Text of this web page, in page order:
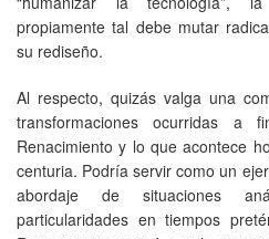
propiamente tal debe mutar
su rediseño.
Al respecto, quizás valga una
transformaciones ocurridas
Renacimiento y lo que acontece
centuria. Podría servir como un
abordaje de situaciones
particularidades en tiempos